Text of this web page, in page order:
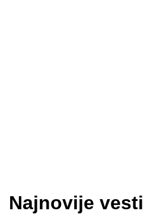
Najnovije vesti